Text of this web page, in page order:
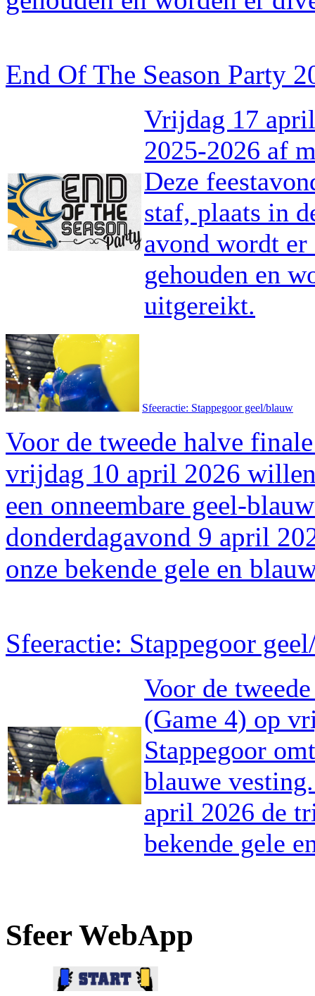
End Of The Season Party
Vrijdag 17
2025-2026 af
Deze
staf, plaats in
avond wordt
gehouden en
uitgereikt.
Sfeeractie: Stappegoor geel/blauw
Voor de tweede halve
vrijdag 10 april 2026
een onneembare geel-
donderdagavond 9 april
onze bekende gele en
Sfeeractie: Stappegoor
Voor de
(Game 4) op
Stappegoor
blauwe
april 2026 de
bekende gele
Sfeer WebApp